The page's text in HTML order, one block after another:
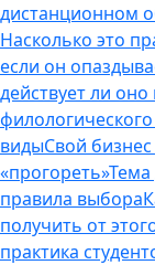
дистанционном
Насколько это
если он
действует ли оно
видыСвой бизнес
«прогореть»Тема
правила выбора
получить от
практика